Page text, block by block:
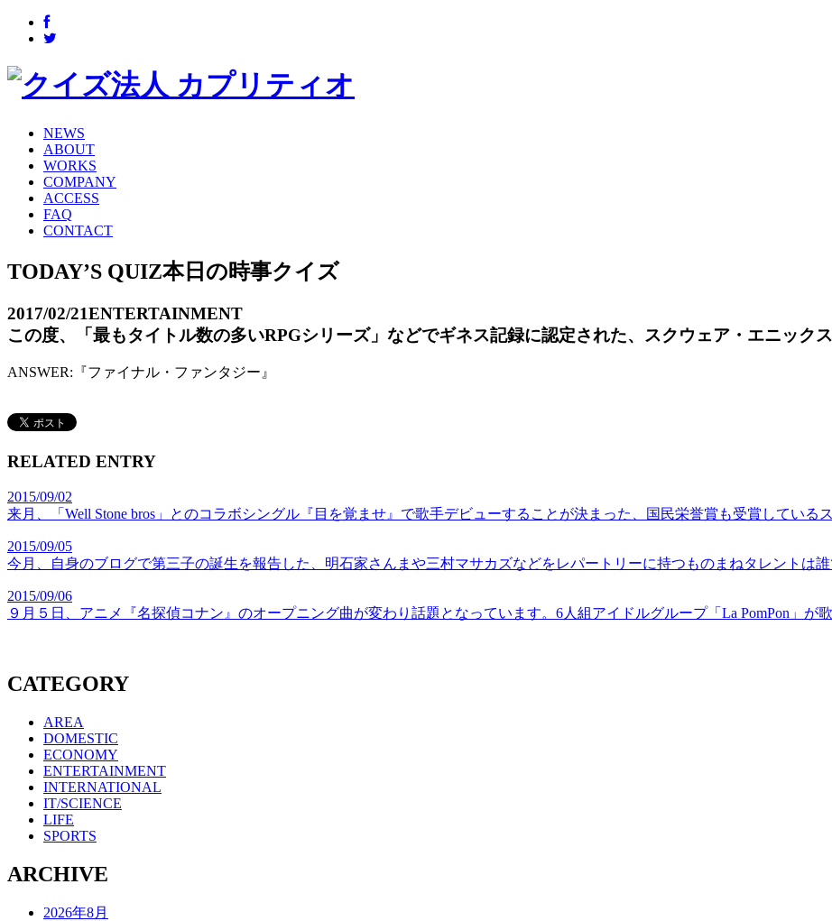
NEWS
ABOUT
WORKS
COMPANY
ACCESS
FAQ
CONTACT
TODAY’S QUIZ本日の時事クイズ
2017/02/21ENTERTAINMENT
この度、「最もタイトル数の多いRPGシリーズ」などでギネス記録に認定された、スクウェア・エニック
ANSWER: 『ファイナル・ファンタジー』
RELATED ENTRY
2015/09/02
来月、「Well Stone bros」とのコラボシングル『目を覚ませ』で歌手デビューすることが決まった、国民栄誉賞も受賞している
2015/09/05
今月、自身のブログで第三子の誕生を報告した、明石家さんまや三村マサカズなどをレパートリーに持つものまねタレントは誰
2015/09/06
９月５日、アニメ『名探偵コナン』のオープニング曲が変わり話題となっています。6人組アイドルグループ「La PomPon」が
CATEGORY
AREA
DOMESTIC
ECONOMY
ENTERTAINMENT
INTERNATIONAL
IT/SCIENCE
LIFE
SPORTS
ARCHIVE
2026年8月